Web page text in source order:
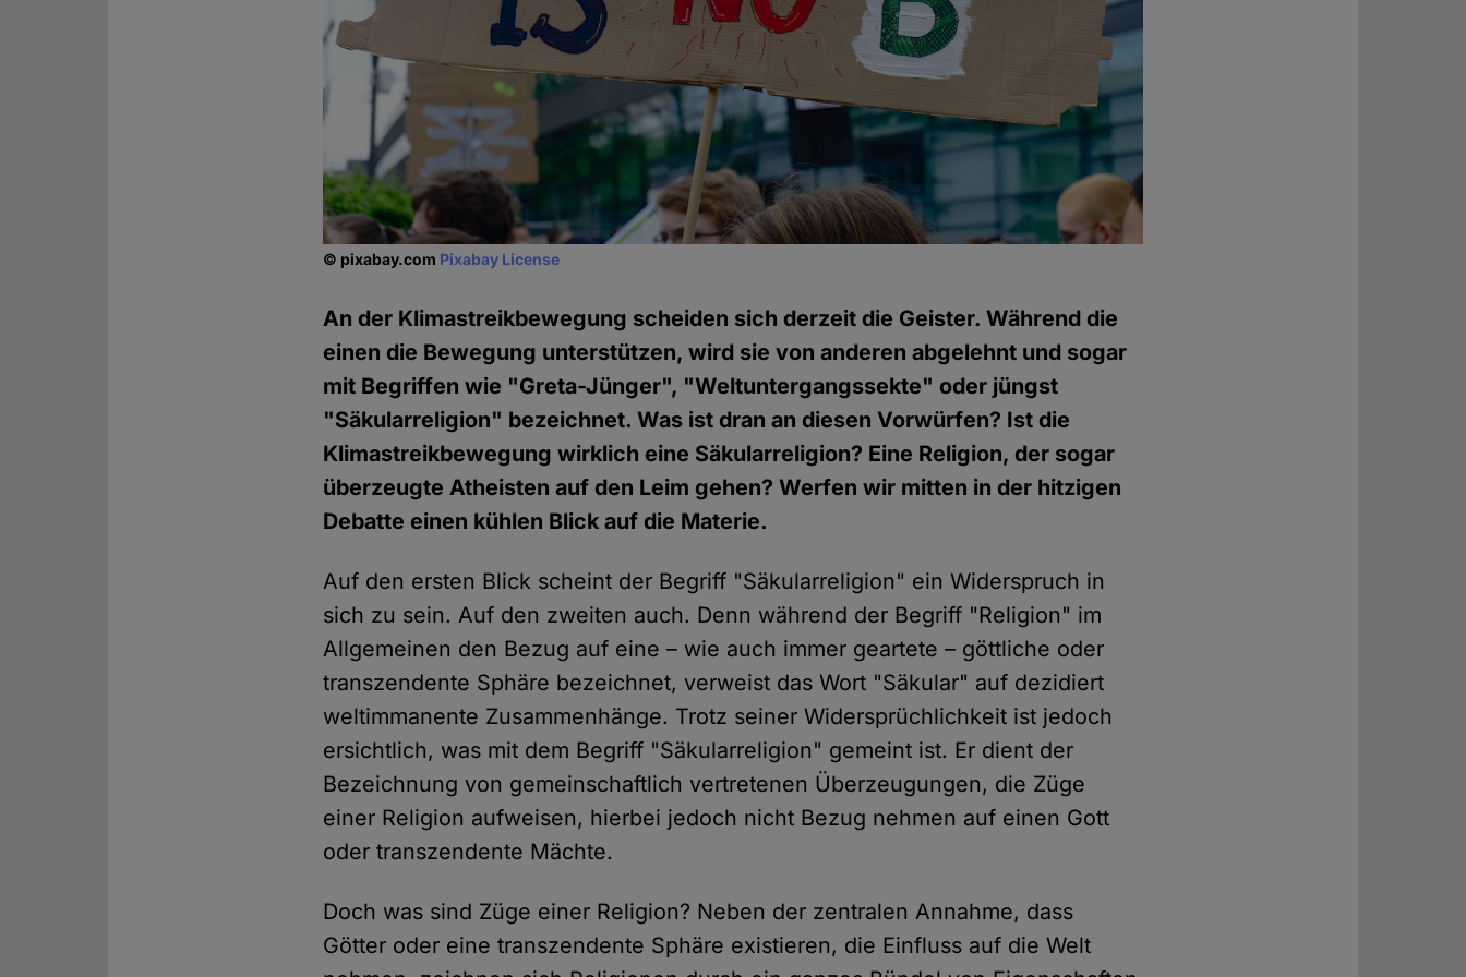
© pixabay.com Pixabay License
An der Klimastreikbewegung scheiden sich derzeit die Geister. Während die
einen die Bewegung unterstützen, wird sie von anderen abgelehnt und sogar
mit Begriffen wie "Greta-Jünger", "Weltuntergangssekte" oder jüngst
"Säkularreligion" bezeichnet. Was ist dran an diesen Vorwürfen? Ist die
Klimastreikbewegung wirklich eine Säkularreligion? Eine Religion, der sogar
überzeugte Atheisten auf den Leim gehen? Werfen wir mitten in der hitzigen
Debatte einen kühlen Blick auf die Materie.
Auf den ersten Blick scheint der Begriff "Säkularreligion" ein Widerspruch in
sich zu sein. Auf den zweiten auch. Denn während der Begriff "Religion" im
Allgemeinen den Bezug auf eine – wie auch immer geartete – göttliche oder
transzendente Sphäre bezeichnet, verweist das Wort "Säkular" auf dezidiert
weltimmanente Zusammenhänge. Trotz seiner Widersprüchlichkeit ist jedoch
ersichtlich, was mit dem Begriff "Säkularreligion" gemeint ist. Er dient der
Bezeichnung von gemeinschaftlich vertretenen Überzeugungen, die Züge
einer Religion aufweisen, hierbei jedoch nicht Bezug nehmen auf einen Gott
oder transzendente Mächte.
Doch was sind Züge einer Religion? Neben der zentralen Annahme, dass
Götter oder eine transzendente Sphäre existieren, die Einfluss auf die Welt